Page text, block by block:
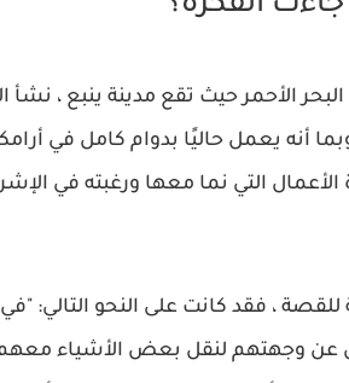
الفكرة؟
الأحمر حيث تقع مدينة ينبع ،
، وبما أنه يعمل حاليًا بدوام كامل في
الأعمال التي نما معها ورغبته في
للقصة ، فقد كانت على النحو
عن وجهتهم لنقل بعض الأشياء معهم